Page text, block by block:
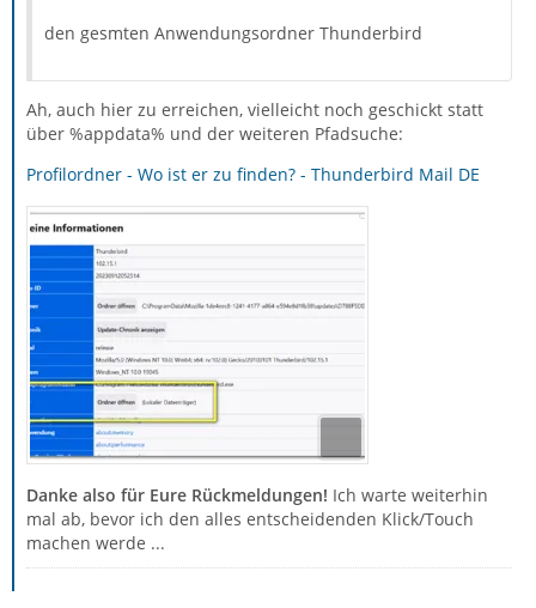
den gesmten Anwendungsordner Thunderbird
Ah, auch hier zu erreichen, vielleicht noch geschickt statt
über %appdata% und der weiteren Pfadsuche:
Profilordner - Wo ist er zu finden? - Thunderbird Mail DE
Danke also für Eure Rückmeldungen! Ich warte weiterhin
mal ab, bevor ich den alles entscheidenden Klick/Touch
machen werde ...